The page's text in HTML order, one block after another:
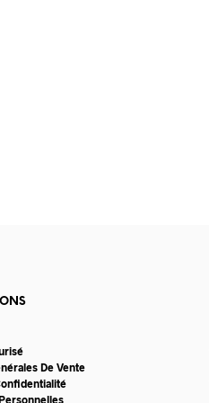
De Vente